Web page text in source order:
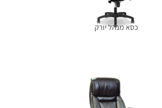
כסא מנהל יורק